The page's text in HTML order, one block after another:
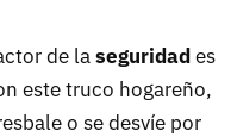
de laseguridades
este truco hogareño,
o se desvíe por